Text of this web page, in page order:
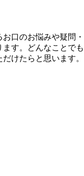
口のお悩みや疑問・
す。どんなことでも
けたらと思います。